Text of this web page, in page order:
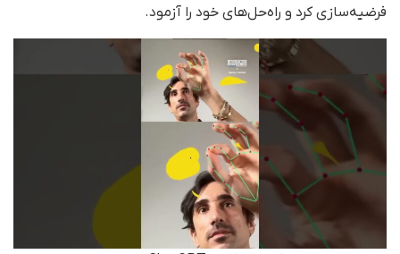
فرضیه‌سازی کرد و راه‌حل‌های خود را آزمود.